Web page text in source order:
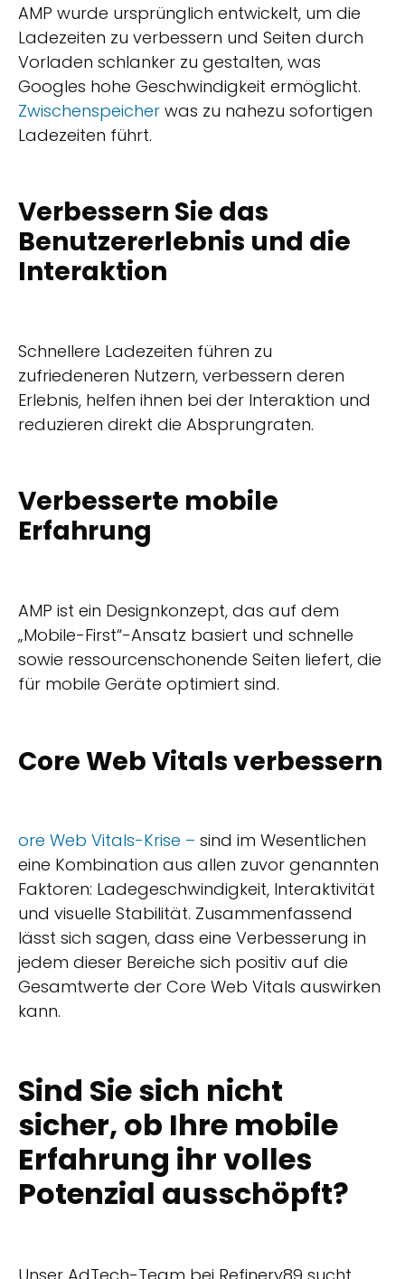
AMP wurde ursprünglich entwickelt, um die
Ladezeiten zu verbessern und Seiten durch
Vorladen schlanker zu gestalten, was
Googles hohe Geschwindigkeit ermöglicht.
Zwischenspeicher was zu nahezu sofortigen
Ladezeiten führt.
Verbessern Sie das
Benutzererlebnis und die
Interaktion
Schnellere Ladezeiten führen zu
zufriedeneren Nutzern, verbessern deren
Erlebnis, helfen ihnen bei der Interaktion und
reduzieren direkt die Absprungraten.
Verbesserte mobile
Erfahrung
AMP ist ein Designkonzept, das auf dem
„Mobile-First“-Ansatz basiert und schnelle
sowie ressourcenschonende Seiten liefert, die
für mobile Geräte optimiert sind.
Core Web Vitals verbessern
ore Web Vitals-Krise – sind im Wesentlichen
eine Kombination aus allen zuvor genannten
Faktoren: Ladegeschwindigkeit, Interaktivität
und visuelle Stabilität. Zusammenfassend
lässt sich sagen, dass eine Verbesserung in
jedem dieser Bereiche sich positiv auf die
Gesamtwerte der Core Web Vitals auswirken
kann.
Sind Sie sich nicht
sicher, ob Ihre mobile
Erfahrung ihr volles
Potenzial ausschöpft?